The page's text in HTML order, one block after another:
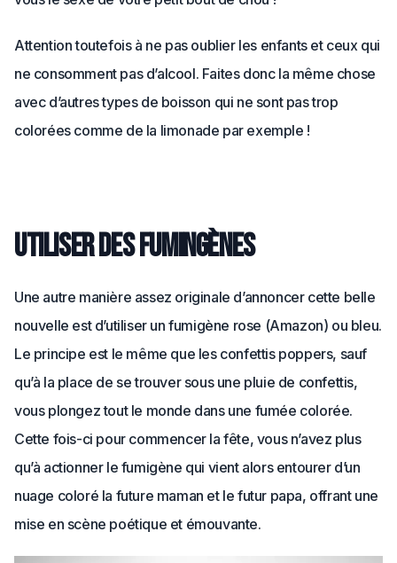
Attention toutefois à ne pas oublier les enfants et ceux qui
ne consomment pas d’alcool. Faites donc la même chose
avec d’autres types de boisson qui ne sont pas trop
colorées comme de la limonade par exemple !
Utiliser des fumingènes
Une autre manière assez originale d’annoncer cette belle
nouvelle est d’utiliser un fumigène rose (Amazon) ou bleu.
Le principe est le même que les confettis poppers, sauf
qu’à la place de se trouver sous une pluie de confettis,
vous plongez tout le monde dans une fumée colorée.
Cette fois-ci pour commencer la fête, vous n’avez plus
qu’à actionner le fumigène qui vient alors entourer d’un
nuage coloré la future maman et le futur papa, offrant une
mise en scène poétique et émouvante.